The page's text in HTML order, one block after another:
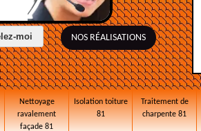
NOS RÉALISATIONS
Nettoyage
ravalement
façade 81
Isolation toiture
81
Traitement de
charpente 81